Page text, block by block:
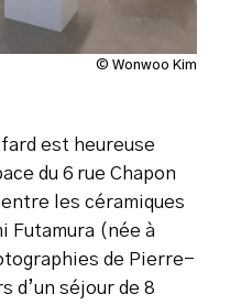
© Wonwoo Kim
est heureuse
du 6 rue Chapon
les céramiques
Futamura (née à
de Pierre-
d’un séjour de 8